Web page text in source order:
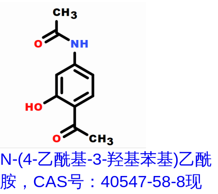
N-(4-乙酰基-3-羟基苯基)乙酰
胺，CAS号：40547-58-8现